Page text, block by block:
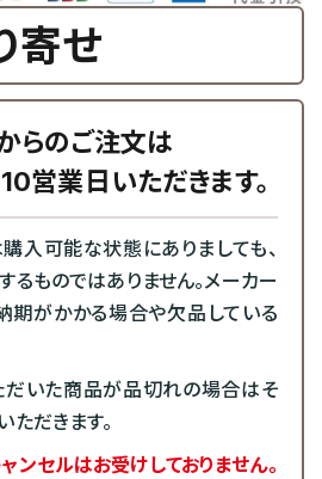
寄せ
らのご注文は
営業日いただきます。
入可能な状態にありましても、
るものではありません。メーカー
期がかかる場合や欠品している
いた商品が品切れの場合はそ
だきます。
セルはお受けしておりません。